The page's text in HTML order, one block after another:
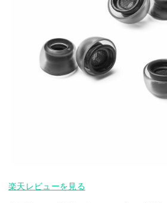
楽天レビューを見る